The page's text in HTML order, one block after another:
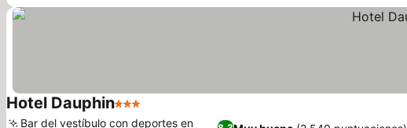
Hotel Dauphin3 Estrellas
Bar del vestíbulo con deportes en